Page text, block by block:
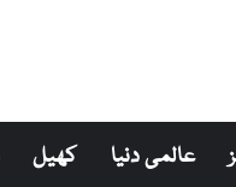
عالمی دنیا کھیل